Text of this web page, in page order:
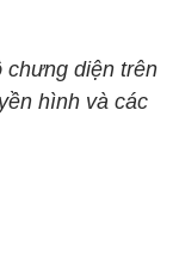
chưng diện trên
hình và các